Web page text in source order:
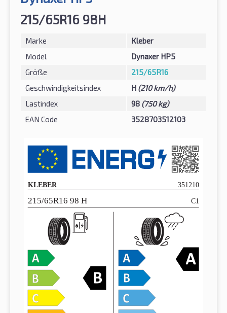
215/65R16 98H
Marke
Kleber
Model
Dynaxer HP5
Größe
215/65R16
Geschwindigkeitsindex
H (210 km/h)
Lastindex
98 (750 kg)
EAN Code
3528703512103